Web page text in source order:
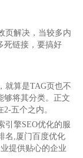
页解决，当较多内
死链接，要搞好
就算是TAG页也不
够将其分类。正文
五个之内。
擎SEO优化的服
名,厦门百度优化
提供贴心的企业